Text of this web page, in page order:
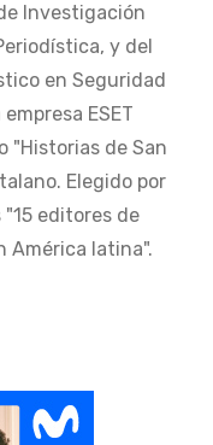
Investigación
y del
en Seguridad
ESET
"Historias de San
Elegido por
"15 editores de
América latina".